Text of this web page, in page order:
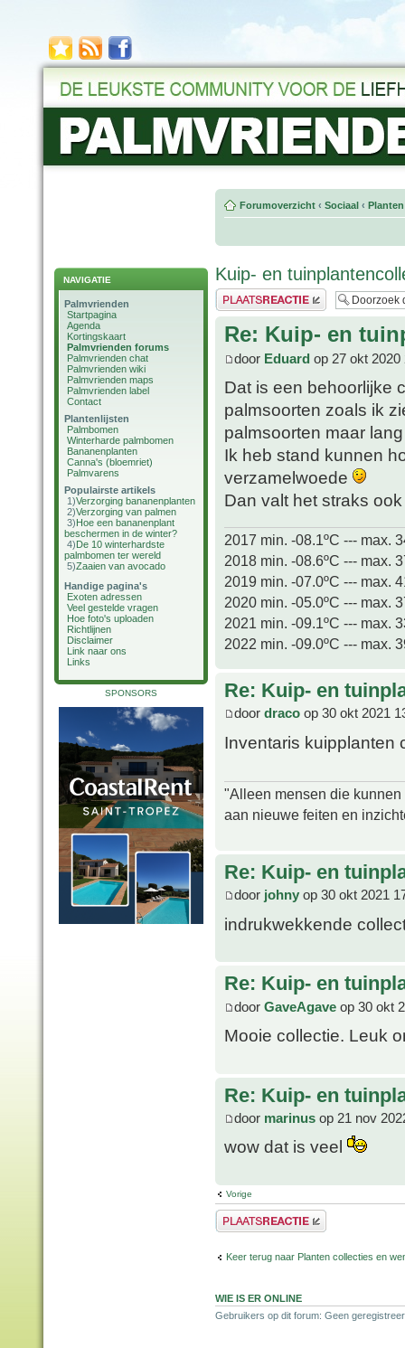
NAVIGATIE
Palmvrienden
Startpagina
Agenda
Kortingskaart
Palmvrienden forums
Palmvrienden chat
Palmvrienden wiki
Palmvrienden maps
Palmvrienden label
Contact
Plantenlijsten
Palmbomen
Winterharde palmbomen
Bananenplanten
Canna's (bloemriet)
Palmvarens
Populairste artikels
1)Verzorging bananenplanten
2)Verzorging van palmen
3)Hoe een bananenplant
beschermen in de winter?
4)De 10 winterhardste
palmbomen ter wereld
5)Zaaien van avocado
Handige pagina's
Exoten adressen
Veel gestelde vragen
Hoe foto's uploaden
Richtlijnen
Disclaimer
Link naar ons
Links
SPONSORS
Forumoverzicht ‹ Sociaal ‹
Kuip- en
Plaats een reactie
Re: Kuip- en
door Eduard op 27 okt 2020
Dat is een behoorlijke
palmsoorten zoals ik
palmsoorten maar
Ik heb stand kunnen
verzamelwoede
Dan valt het straks
2017 min. -08.1ºC --- max.
2018 min. -08.6ºC --- max.
2019 min. -07.0ºC --- max.
2020 min. -05.0ºC --- max.
2021 min. -09.1ºC --- max.
2022 min. -09.0ºC --- max.
Re: Kuip- en
door draco op 30 okt 2021
Inventaris kuipplanten
"Alleen mensen die
aan nieuwe feiten en
Re: Kuip- en
door johny op 30 okt 2021
indrukwekkende
Re: Kuip- en
door GaveAgave op 30 okt
Mooie collectie. Leuk
Re: Kuip- en
door marinus op 21 nov
wow dat is veel
Vorige
Plaats een reactie
Keer terug naar Planten collecties en
WIE IS ER ONLINE
Gebruikers op dit forum: Geen